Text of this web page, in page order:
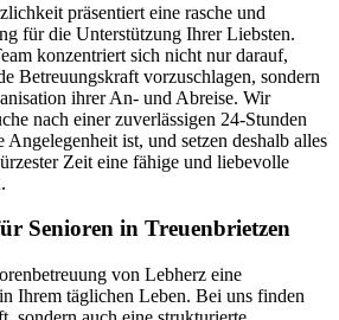
präsentiert eine rasche und
für die Unterstützung Ihrer Liebsten.
konzentriert sich nicht nur darauf,
Betreuungskraft vorzuschlagen, sondern
ihrer An- und Abreise. Wir
nach einer zuverlässigen 24-Stunden
ist, und setzen deshalb alles
Zeit eine fähige und liebevolle
Senioren in Treuenbrietzen
von Lebherz eine
Ihrem täglichen Leben. Bei uns finden